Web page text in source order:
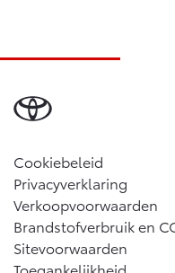
Cookiebeleid
Privacyverklaring
Verkoopvoorwaarden
Brandstofverbruik en
Sitevoorwaarden
Toegankelijkheid